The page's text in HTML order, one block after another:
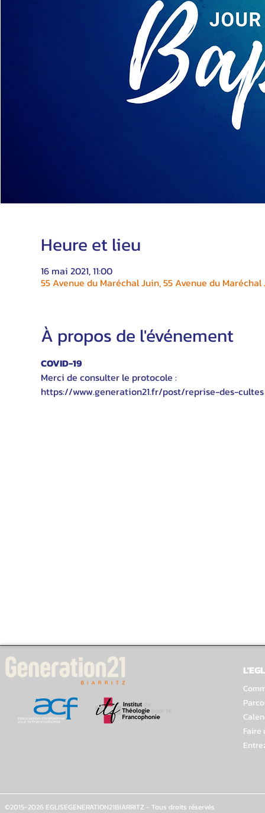
Heure et lieu
16 mai 2021, 11:00
55 Avenue du Maréchal Juin, 55 Avenue du
À propos de l'événement
COVID-19
Merci de consulter le protocole :
https://www.generation21.fr/post/reprise-des-cultes
Faire
©2015-2026 EGLISEGENERATION21BIARRITZ - Tous droits réservés